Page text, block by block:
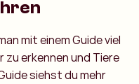
mit einem Guide viel
zu erkennen und Tiere
siehst du mehr